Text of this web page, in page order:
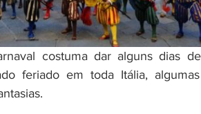
costuma dar alguns dias
feriado em toda Itália,